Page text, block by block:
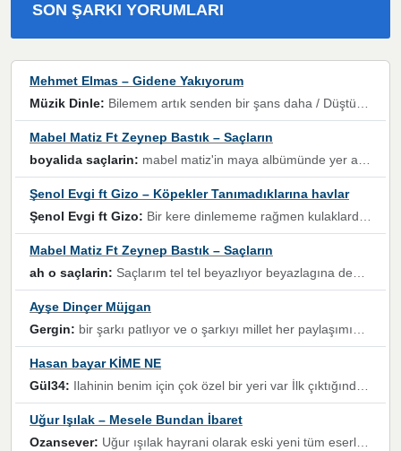
SON ŞARKI YORUMLARI
Mehmet Elmas – Gidene Yakıyorum
Müzik Dinle: Bilemem artık senden bir şans daha / Düştüğün zaman ben olmayacağım yanında” dizeleri, artık geçmişin tekrarına izin verilmeyeceğini, kişisel sınırların çizildiğini gösteriyor.
Mabel Matiz Ft Zeynep Bastık – Saçların
boyalida saçlarin: mabel matiz'in maya albümünde yer alan güzellerden. parça da şarkı hani! müzikal altyapısına vurulduğum, sözlerinde kaybolduğum bir parça olmuş.
Şenol Evgi ft Gizo – Köpekler Tanımadıklarına havlar
Şenol Evgi ft Gizo: Bir kere dinlememe rağmen kulaklardan gitmiyor sen sen sen sen kurban ol sen sen sen sen hayran ol yükses ses müzik dinleme sebebisiniz canlar bomba gibi patladınız maşallah
Mabel Matiz Ft Zeynep Bastık – Saçların
ah o saçlarin: Saçlarım tel tel beyazlıyor beyazlagına degil yanımda sen yoksun ona üzülüyorum günler bir bir geçiyor geçen günlere değil sensiz geçen günlere darılıyorum,Dinledikce asla kavusamayacagim ama asla unutamicagim sevdiğim adam için yanar içim
Ayşe Dinçer Müjgan
Gergin: bir şarkı patlıyor ve o şarkıyı millet her paylaşımın altına koyuyor ve öyle bir durum hal alıyor ki şarkıyı dinlemeden şarkıdan bikıyorsun Ama bu enteresan bir şekilde dillere dolanıyor millet olarak seviyoruz dertlerle boğuşurken bir yandan da göbek atmayi))) diyeceklerim bu kadar güzel hoş bir sayfa emeğinize sağlık arkadaşlar kolay gelsin
Hasan bayar KİME NE
Gül34: Ilahinin benim için çok özel bir yeri var İlk çıktığında komşum ne kadar yüksek sesle dinliyorsa orada duymuştum ve YouTube'dan aratıp Bu ilahiyi bulmuştum ve sonra müdavimi oldum günlük Ben de 3-5 kere dinleyip ezberleyip artık ilahiye bende eşlik ediyorum yüksek sesle Allah razı olsun hizmet nimettir Rabbim sizin zahmetlerinize de hayırlı nimetler versin Selam ve dua ile Allah'a emanet olun
Uğur Işılak – Mesele Bundan İbaret
Ozansever: Uğur ışılak hayrani olarak eski yeni tüm eserlerini keyifle huzurla dinleyenlerden birisiyim, emeğine saygı duyan gönül veren bunu en güzel şekilde sevenlerine ulaştıran siz değerli sayfa yöneticilerine de teşekkür ederim